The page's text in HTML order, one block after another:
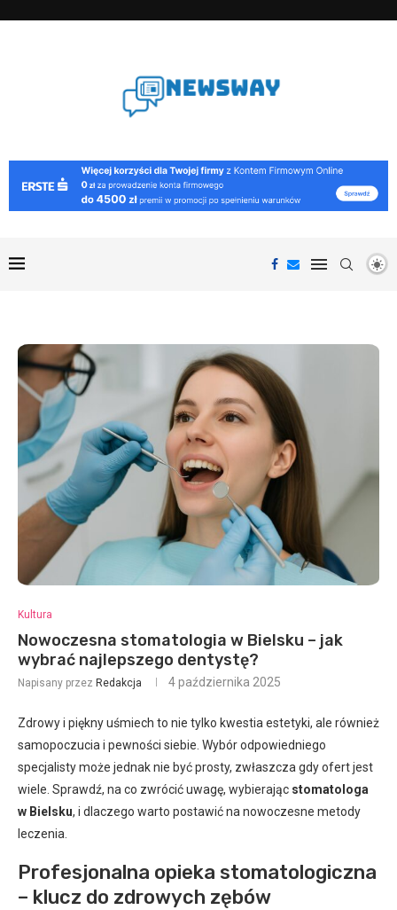
Kultura
Nowoczesna stomatologia w Bielsku – jak
wybrać najlepszego dentystę?
Napisany przez Redakcja 4 października 2025
Zdrowy i piękny uśmiech to nie tylko kwestia estetyki, ale również
samopoczucia i pewności siebie. Wybór odpowiedniego
specjalisty może jednak nie być prosty, zwłaszcza gdy ofert jest
wiele. Sprawdź, na co zwrócić uwagę, wybierając stomatologa
w Bielsku, i dlaczego warto postawić na nowoczesne metody
leczenia.
Profesjonalna opieka stomatologiczna
– klucz do zdrowych zębów